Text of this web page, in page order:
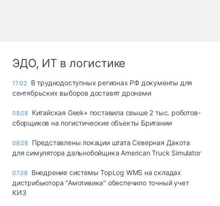
ЭДО, ИТ в логистике
17:02 В труднодоступных регионах РФ документы для
сентябрьских выборов доставят дронами
08.08 Китайская Geek+ поставила свыше 2 тыс. роботов-
сборщиков на логистические объекты Британии
08.08 Представлены локации штата Северная Дакота
для симулятора дальнобойщика American Truck Simulator
07.08 Внедрение системы TopLog WMS на складах
дистрибьютора "Амотивика" обеспечило точный учет
КИЗ